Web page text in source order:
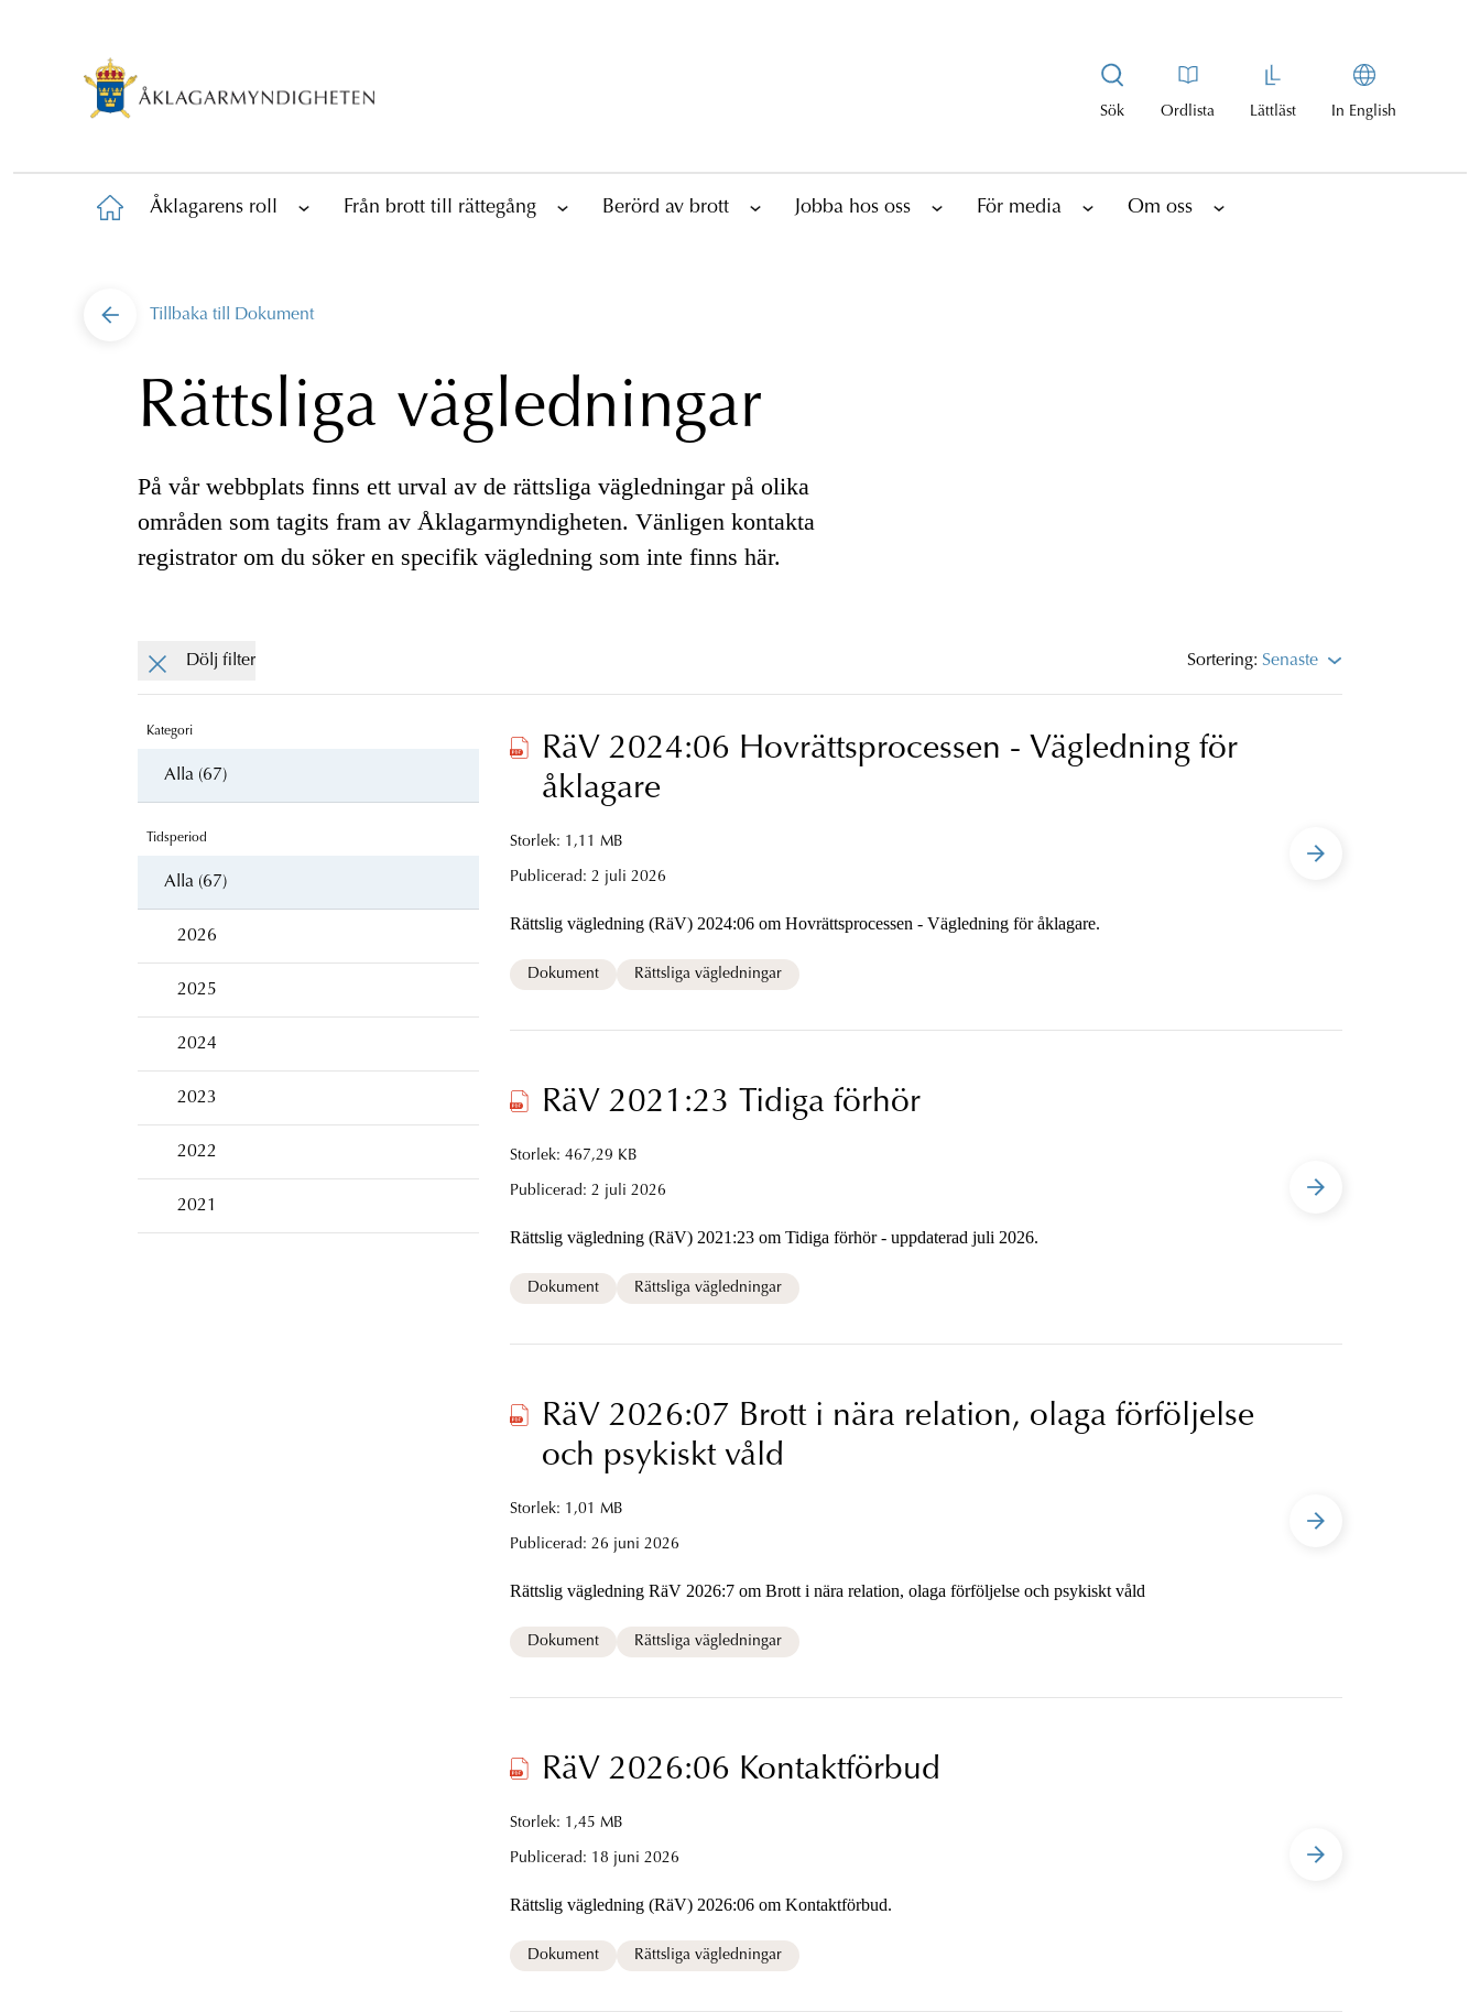
Sök Ordlista Lättläst In English
Åklagarens roll Från brott till rättegång Berörd av brott Jobba hos oss För media Om oss
Tillbaka till Dokument
Rättsliga vägledningar
På vår webbplats finns ett urval av de rättsliga vägledningar på olika
områden som tagits fram av Åklagarmyndigheten. Vänligen kontakta
registrator om du söker en specifik vägledning som inte finns här.
Dölj filter
Kategori
Alla (67)
Tidsperiod
Alla (67)
2026
2025
2024
2023
2022
2021
Sortering:Senaste
RäV 2024:06 Hovrättsprocessen - Vägledning för
åklagare
Storlek: 1,11 MB
Publicerad: 2 juli 2026
Rättslig vägledning (RäV) 2024:06 om Hovrättsprocessen - Vägledning för åklagare.
Dokument Rättsliga vägledningar
RäV 2021:23 Tidiga förhör
Storlek: 467,29 KB
Publicerad: 2 juli 2026
Rättslig vägledning (RäV) 2021:23 om Tidiga förhör - uppdaterad juli 2026.
Dokument Rättsliga vägledningar
RäV 2026:07 Brott i nära relation, olaga förföljelse
och psykiskt våld
Storlek: 1,01 MB
Publicerad: 26 juni 2026
Rättslig vägledning RäV 2026:7 om Brott i nära relation, olaga förföljelse och psykiskt våld
Dokument Rättsliga vägledningar
RäV 2026:06 Kontaktförbud
Storlek: 1,45 MB
Publicerad: 18 juni 2026
Rättslig vägledning (RäV) 2026:06 om Kontaktförbud.
Dokument Rättsliga vägledningar